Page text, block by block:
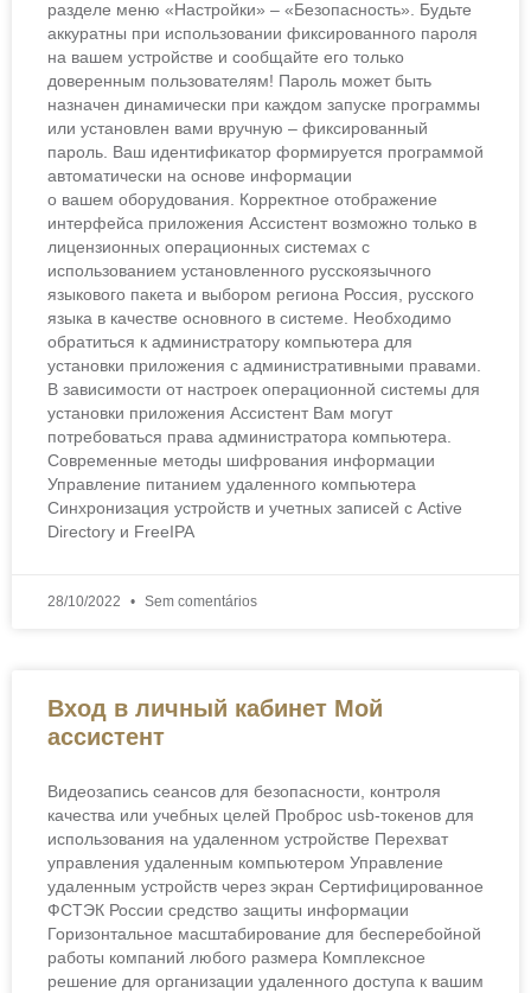
разделе меню «Настройки» – «Безопасность». Будьте
аккуратны при использовании фиксированного пароля
на вашем устройстве и сообщайте его только
доверенным пользователям! Пароль может быть
назначен динамически при каждом запуске программы
или установлен вами вручную – фиксированный
пароль. Ваш идентификатор формируется программой
автоматически на основе информации
о вашем оборудования. Корректное отображение
интерфейса приложения Ассистент возможно только в
лицензионных операционных системах с
использованием установленного русскоязычного
языкового пакета и выбором региона Россия, русского
языка в качестве основного в системе. Необходимо
обратиться к администратору компьютера для
установки приложения с административными правами.
В зависимости от настроек операционной системы для
установки приложения Ассистент Вам могут
потребоваться права администратора компьютера.
Современные методы шифрования информации
Управление питанием удаленного компьютера
Синхронизация устройств и учетных записей с Active
Directory и FreeIPA
28/10/2022 Sem comentários
Вход в личный кабинет Мой
ассистент
Видеозапись сеансов для безопасности, контроля
качества или учебных целей Проброс usb-токенов для
использования на удаленном устройстве Перехват
управления удаленным компьютером Управление
удаленным устройств через экран Сертифицированное
ФСТЭК России средство защиты информации
Горизонтальное масштабирование для бесперебойной
работы компаний любого размера Комплексное
решение для организации удаленного доступа к вашим